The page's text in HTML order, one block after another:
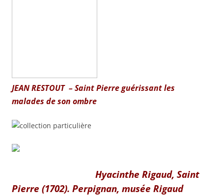
JEAN RESTOUT – Saint Pierre guérissant les
malades de son ombre
Hyacinthe Rigaud, Saint
Pierre (1702). Perpignan, musée Rigaud